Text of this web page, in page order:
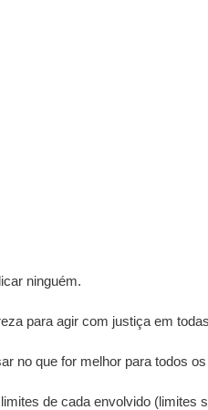
ninguém.
para agir com justiça em
no que for melhor para todos
de cada envolvido (limites